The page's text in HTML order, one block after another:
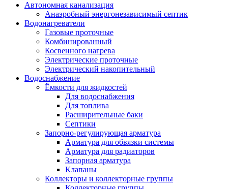
Автономная канализация
Анаэробный энергонезависимый септик
Водонагреватели
Газовые проточные
Комбинированный
Косвенного нагрева
Электрические проточные
Электрический накопительный
Водоснабжение
Ёмкости для жидкостей
Для водоснабжения
Для топлива
Расширительные баки
Септики
Запорно-регулирующая арматура
Арматура для обвязки системы
Арматура для радиаторов
Запорная арматура
Клапаны
Коллекторы и коллекторные группы